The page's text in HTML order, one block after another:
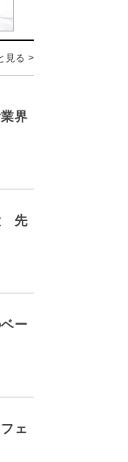
見る >
界
先
ー
ェ